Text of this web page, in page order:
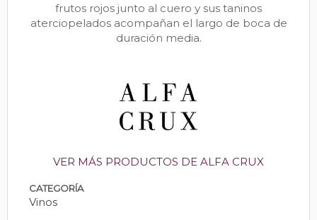
frutos rojos junto al cuero y sus taninos
aterciopelados acompañan el largo de boca de
duración media.
VER MÁS PRODUCTOS DE ALFA CRUX
CATEGORÍA
Vinos